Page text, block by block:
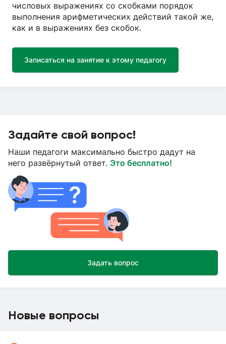
числовых выражениях со скобками порядок
выполнения арифметических действий такой же,
как и в выражениях без скобок.
Записаться на занятие к этому педагогу
Задайте свой вопрос!
Наши педагоги максимально быстро дадут на
него развёрнутый ответ. Это бесплатно!
Задать вопрос
Новые вопросы